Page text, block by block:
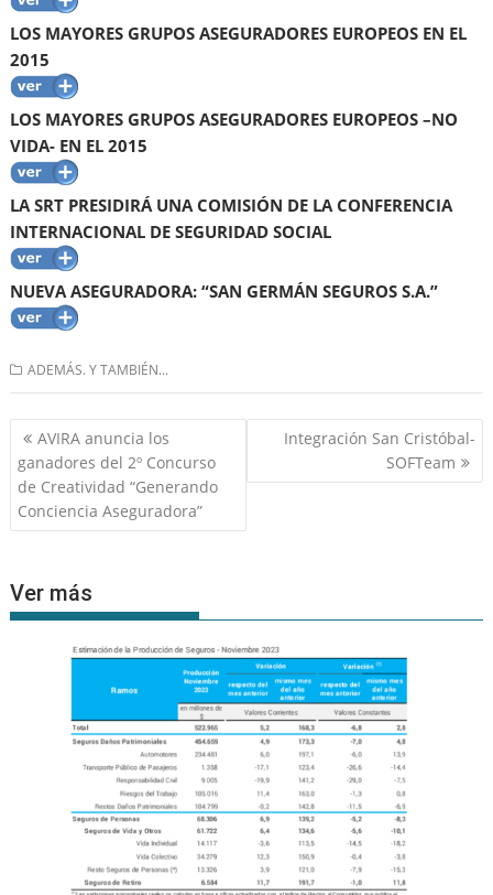
LOS MAYORES GRUPOS ASEGURADORES EUROPEOS EN EL
2015
LOS MAYORES GRUPOS ASEGURADORES EUROPEOS –NO
VIDA- EN EL 2015
LA SRT PRESIDIRÁ UNA COMISIÓN DE LA CONFERENCIA
INTERNACIONAL DE SEGURIDAD SOCIAL
NUEVA ASEGURADORA: “SAN GERMÁN SEGUROS S.A.”
ADEMÁS. Y TAMBIÉN...
Navegación
de
entradas
AVIRA anuncia los
ganadores del 2º Concurso
de Creatividad “Generando
Conciencia Aseguradora”
Integración San Cristóbal-
SOFTeam
Ver más